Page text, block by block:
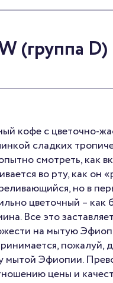
(группа D)
кофе с цветочно-
сладких
смотреть, как
во рту, как он
но в
цветочный – как
Все это
на мытую
пожалуй,
мытой Эфиопии.
цены и